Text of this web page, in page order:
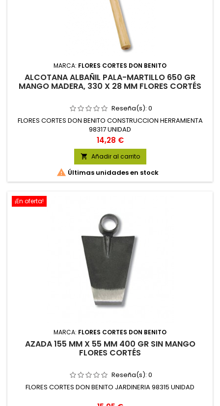
MARCA: FLORES CORTES DON BENITO
ALCOTANA ALBAÑIL PALA-MARTILLO 650 GR
MANGO MADERA, 330 X 28 MM FLORES CORTÉS
Reseña(s): 0
FLORES CORTES DON BENITO CONSTRUCCION HERRAMIENTA
98317 UNIDAD
Precio
14,28 €
 Añadir al carrito
 Últimas unidades en stock
¡En oferta!
MARCA: FLORES CORTES DON BENITO
AZADA 155 MM X 55 MM 400 GR SIN MANGO
FLORES CORTÉS
Reseña(s): 0
FLORES CORTES DON BENITO JARDINERIA 98315 UNIDAD